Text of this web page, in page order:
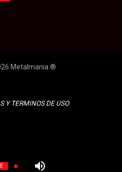
Metalmania ®
Y TERMINOS DE USO